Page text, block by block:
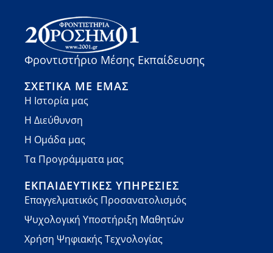
Φροντιστήριο Μέσης Εκπαίδευσης
ΣΧΕΤΙΚΆ ΜΕ ΕΜΆΣ
Η Ιστορία μας
Η Διεύθυνση
Η Ομάδα μας
Τα Προγράμματα μας
ΕΚΠΑΙΔΕΥΤΙΚΈΣ ΥΠΗΡΕΣΊΕΣ
Επαγγελματικός Προσανατολισμός
Ψυχολογική Υποστήριξη Μαθητών
Χρήση Ψηφιακής Τεχνολογίας